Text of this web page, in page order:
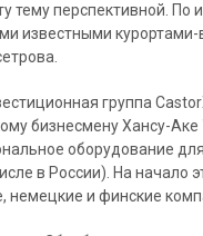
тему перспективной.
известными
группа
бизнесмену Хансу-
оборудование
в России). На начало
немецкие и финские